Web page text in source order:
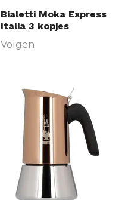
Bialetti Moka Express
Italia 3 kopjes
Volgen